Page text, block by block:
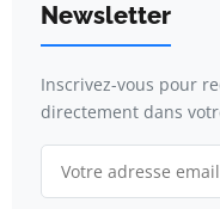
Newsletter
Inscrivez-vous pour
directement dans